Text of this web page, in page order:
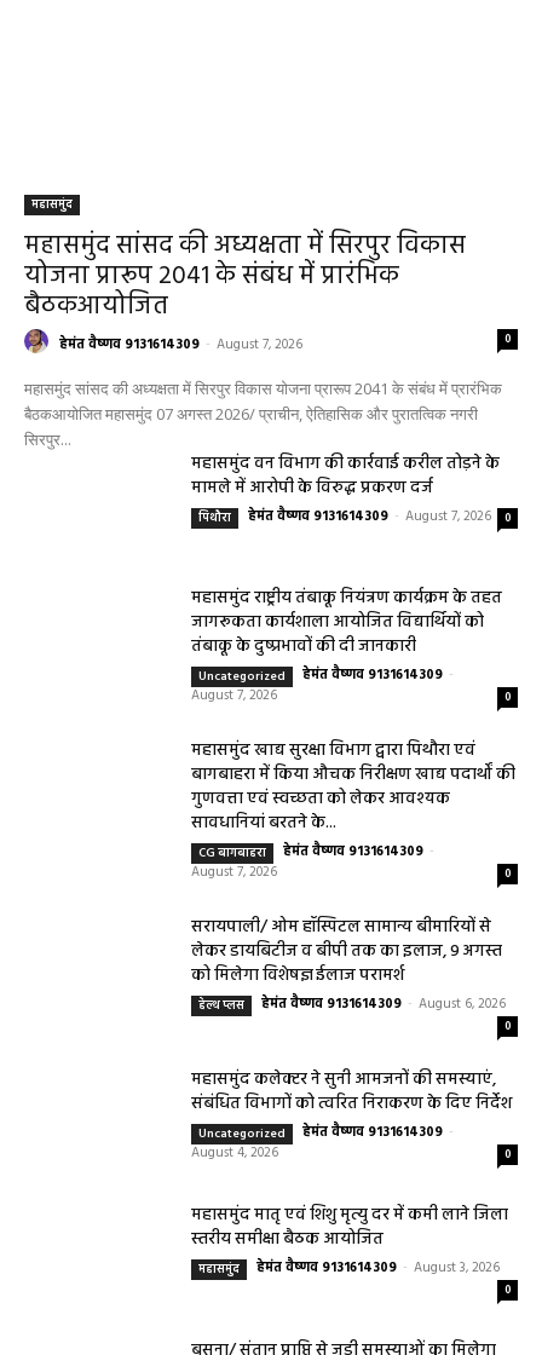
महासमुंद
महासमुंद सांसद की अध्यक्षता में सिरपुर विकास
योजना प्रारूप 2041 के संबंध में प्रारंभिक
बैठकआयोजित
हेमंत वैष्णव 9131614309 - August 7, 2026 0
महासमुंद सांसद की अध्यक्षता में सिरपुर विकास योजना प्रारूप 2041 के संबंध में प्रारंभिक
बैठकआयोजित महासमुंद 07 अगस्त 2026/ प्राचीन, ऐतिहासिक और पुरातत्विक नगरी
सिरपुर...
महासमुंद वन विभाग की कार्रवाई करील तोड़ने के
मामले में आरोपी के विरुद्ध प्रकरण दर्ज
पिथौरा हेमंत वैष्णव 9131614309 - August 7, 2026 0
महासमुंद राष्ट्रीय तंबाकू नियंत्रण कार्यक्रम के तहत
जागरूकता कार्यशाला आयोजित विद्यार्थियों को
तंबाकू के दुष्प्रभावों की दी जानकारी
Uncategorized हेमंत वैष्णव 9131614309 -
August 7, 2026
0
महासमुंद खाद्य सुरक्षा विभाग द्वारा पिथौरा एवं
बागबाहरा में किया औचक निरीक्षण खाद्य पदार्थों की
गुणवत्ता एवं स्वच्छता को लेकर आवश्यक
सावधानियां बरतने के...
CG बागबाहरा हेमंत वैष्णव 9131614309 -
August 7, 2026
0
सरायपाली/ ओम हॉस्पिटल सामान्य बीमारियों से
लेकर डायबिटीज व बीपी तक का इलाज, 9 अगस्त
को मिलेगा विशेषज्ञ ईलाज परामर्श
हेल्थ प्लस हेमंत वैष्णव 9131614309 - August 6, 2026
0
महासमुंद कलेक्टर ने सुनी आमजनों की समस्याएं,
संबंधित विभागों को त्वरित निराकरण के दिए निर्देश
Uncategorized हेमंत वैष्णव 9131614309 -
August 4, 2026
0
महासमुंद मातृ एवं शिशु मृत्यु दर में कमी लाने जिला
स्तरीय समीक्षा बैठक आयोजित
महासमुंद हेमंत वैष्णव 9131614309 - August 3, 2026
0